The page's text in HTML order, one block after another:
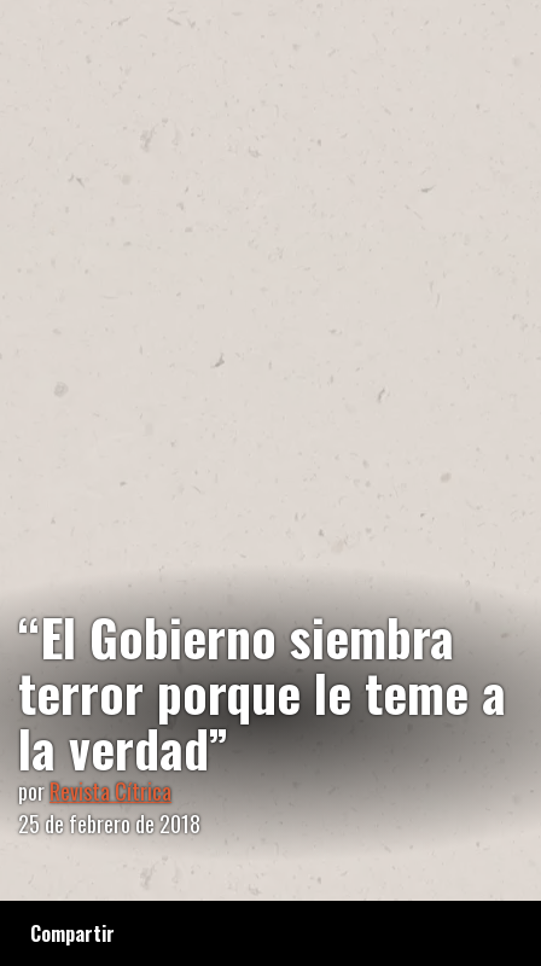
Compartir
“El Gobierno siembra
terror porque le teme a
la verdad”
porRevista Cítrica
25 de febrero de 2018